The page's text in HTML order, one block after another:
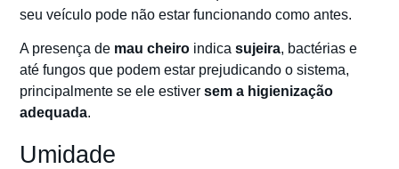
seu veículo pode não estar funcionando como antes.
A presença de mau cheiro indicasujeira, bactérias e
até fungos que podem estar prejudicando o sistema,
principalmente se ele estiver sem a higienização
adequada.
Umidade